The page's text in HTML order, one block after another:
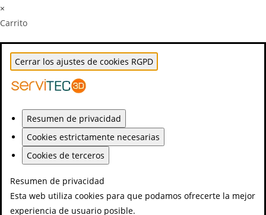
×
Carrito
Cerrar los ajustes de cookies RGPD
Resumen de privacidad
Cookies estrictamente necesarias
Cookies de terceros
Resumen de privacidad
Esta web utiliza cookies para que podamos ofrecerte la mejor
experiencia de usuario posible.